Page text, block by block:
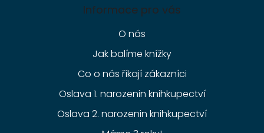
Informace pro vás
O nás
Jak balíme knížky
Co o nás říkají zákazníci
Oslava 1. narozenin knihkupectví
Oslava 2. narozenin knihkupectví